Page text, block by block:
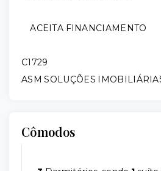
ACEITA FINANCIAMENTO
C1729
ASM SOLUÇÕES
Cômodos